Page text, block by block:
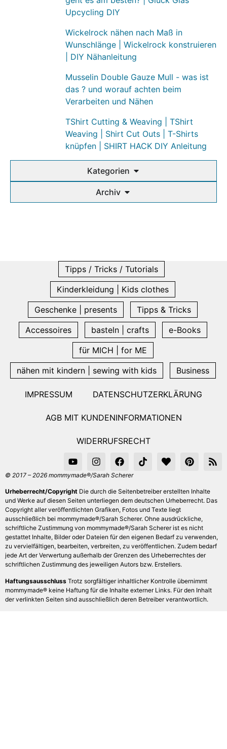
Upcycling DIY
Wickelrock nähen nach Maß in
Wunschlänge | Wickelrock konstruieren
| DIY Nähanleitung
Musselin Double Gauze Mull - was ist
das ? und worauf achten beim
Verarbeiten und Nähen
TShirt Cutting & Weaving | TShirt
Weaving | Shirt Cut Outs | T-Shirts
knüpfen | SHIRT HACK DIY Anleitung
Kategorien
Archiv
Tipps / Tricks / Tutorials
Kinderkleidung | Kids clothes
Geschenke | presents
Tipps & Tricks
Accessoires
basteln | crafts
e-Books
für MICH | for ME
nähen mit kindern | sewing with kids
Business
IMPRESSUM DATENSCHUTZERKLÄRUNG
AGB MIT KUNDENINFORMATIONEN
WIDERRUFSRECHT
© 2017 – 2026 mommymade®/Sarah Scherer
Urheberrecht/Copyright Die durch die Seitenbetreiber erstellten Inhalte
und Werke auf diesen Seiten unterliegen dem deutschen Urheberrecht. Das
Copyright aller veröffentlichten Grafiken, Fotos und Texte liegt
ausschließlich bei mommymade®/Sarah Scherer. Ohne ausdrückliche,
schriftliche Zustimmung von mommymade®/Sarah Scherer ist es nicht
gestattet Inhalte, Bilder oder Dateien für den eigenen Bedarf zu verwenden,
zu vervielfältigen, bearbeiten, verbreiten, zu veröffentlichen. Zudem bedarf
jede Art der Verwertung außerhalb der Grenzen des Urheberrechtes der
schriftlichen Zustimmung des jeweiligen Autors bzw. Erstellers.
Haftungsausschluss Trotz sorgfältiger inhaltlicher Kontrolle übernimmt
mommymade® keine Haftung für die Inhalte externer Links. Für den Inhalt
der verlinkten Seiten sind ausschließlich deren Betreiber verantwortlich.